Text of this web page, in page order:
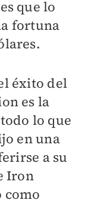
que lo
fortuna
éxito del
es la
lo que
en una
a su
Iron
como